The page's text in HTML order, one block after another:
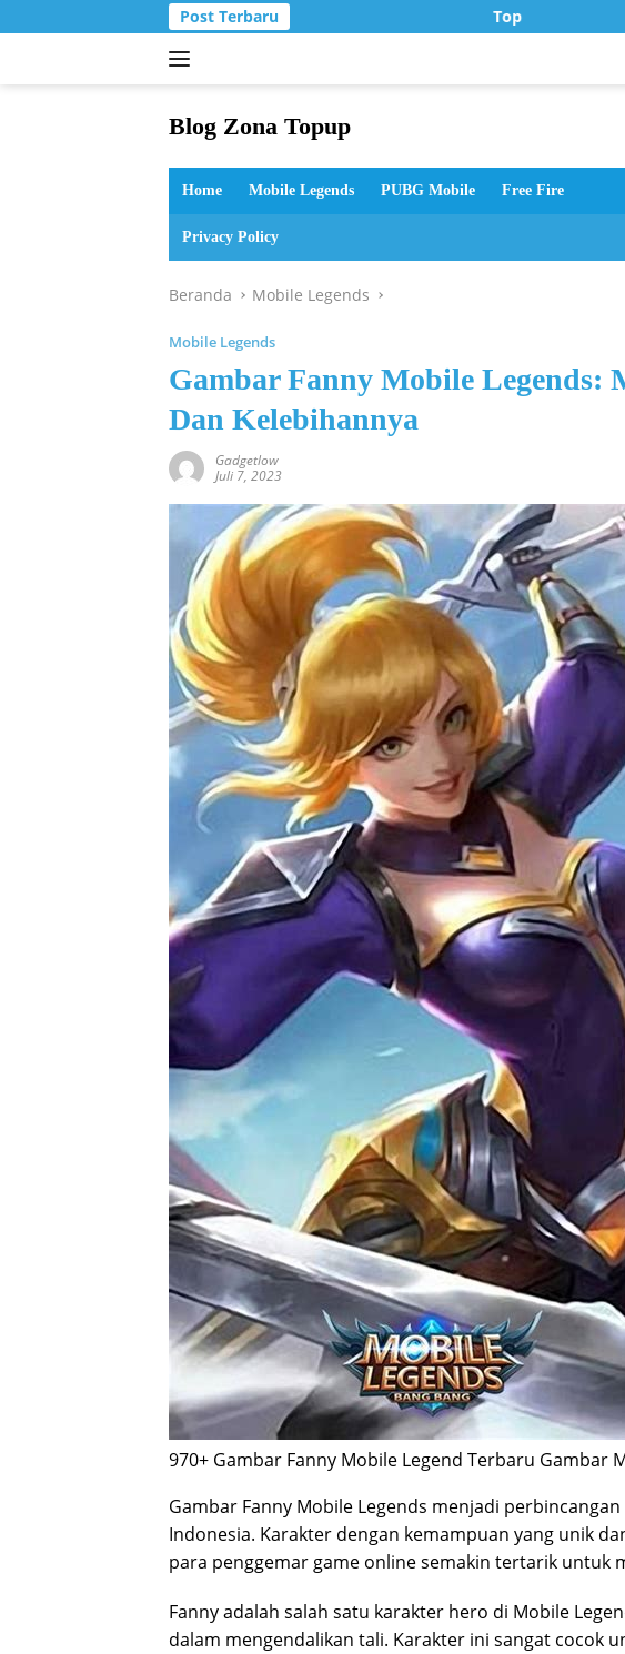
ke
Post Terbaru Top Up Murah di
Blog Zona Topup
dan
bermain
Home Mobile Legends PUBG Mobile Free Fire
Privacy Policy
Beranda Mobile Legends
Mobile Legends
Gambar Fanny Mobile Legends:
Dan Kelebihannya
Gadgetlow
Juli 7, 2023
970+ Gambar Fanny Mobile Legend Terbaru
Gambar Fanny Mobile Legends menjadi
Indonesia. Karakter dengan kemampuan yang unik
para penggemar game online semakin tertarik untuk
Fanny adalah salah satu karakter hero di Mobile
dalam mengendalikan tali. Karakter ini sangat cocok